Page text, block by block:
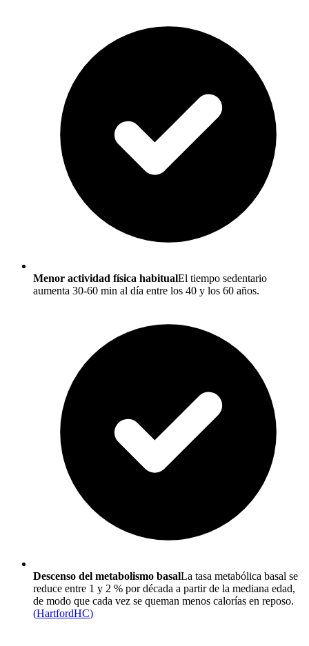
Menor actividad física habitualEl tiempo sedentario
aumenta 30-60 min al día entre los 40 y los 60 años.
Descenso del metabolismo basalLa tasa metabólica basal se
reduce entre 1 y 2 % por década a partir de la mediana edad,
de modo que cada vez se queman menos calorías en reposo.
(HartfordHC)